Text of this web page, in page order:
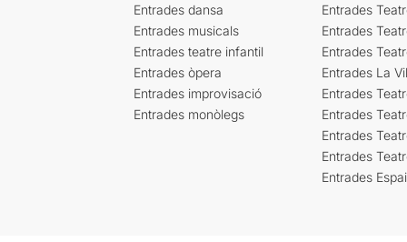
Entrades dansa
Entrades musicals
Entrades teatre infantil
Entrades òpera
Entrades improvisació
Entrades monòlegs
Entrades
Entrades
Entrades
Entrades La
Entrades
Entrades
Entrades
Entrades
Entrades